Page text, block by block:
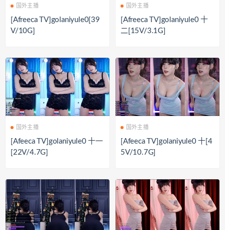
国外主播
[Afreeca TV]golaniyule0[39
V/10G]
国外主播
[Afreeca TV]golaniyule0 十
二[15V/3.1G]
国外主播
[Afeeca TV]golaniyule0 十一
[22V/4.7G]
国外主播
[Afeeca TV]golaniyule0 十[4
5V/10.7G]